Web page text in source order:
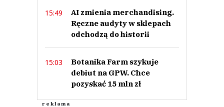
15:49
AI zmienia merchandising.
Ręczne audyty w sklepach
odchodzą do historii
15:03
Botanika Farm szykuje
debiut na GPW. Chce
pozyskać 15 mln zł